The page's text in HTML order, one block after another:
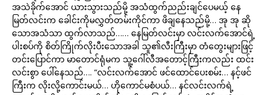
အသဲခိုက်အောင် ယားသွားသည်မို့ အသံထွက်ညည်းချင်ပေမယ့် နေ
မြတ်လင်းက ခေါင်းကိုမလွှတ်တမ်းကိုင်ကာ ဖိချနေသည်မို့… အု အု ဆို
သောအသံသာ ထွက်လာသည်…… နေမြတ်လင်းမှာ လင်းလက်အောင်ရဲ့
ပါးစပ်ကို စိတ်ကြိုက်လိုးပီးသောအခါ သူ၏လီးကြီးမှာ တံတွေးများဖြင့်
တင်းပြောင်ကာ မာတောင်ရုံမက သူ့ဂေါ်လီအတောင့်ကြီးကလည်း ထင်း
လင်းစွာ ပေါ်နေသည်…. “လင်းလက်အောင် ဖင်ထောင်ပေးစမ်း… နင့်ဖင်
ကြီးက လိုးလို့ကောင်းမယ်… ဟိုကောင်မစံပယ်… နင်လင်းလက်ရဲ့